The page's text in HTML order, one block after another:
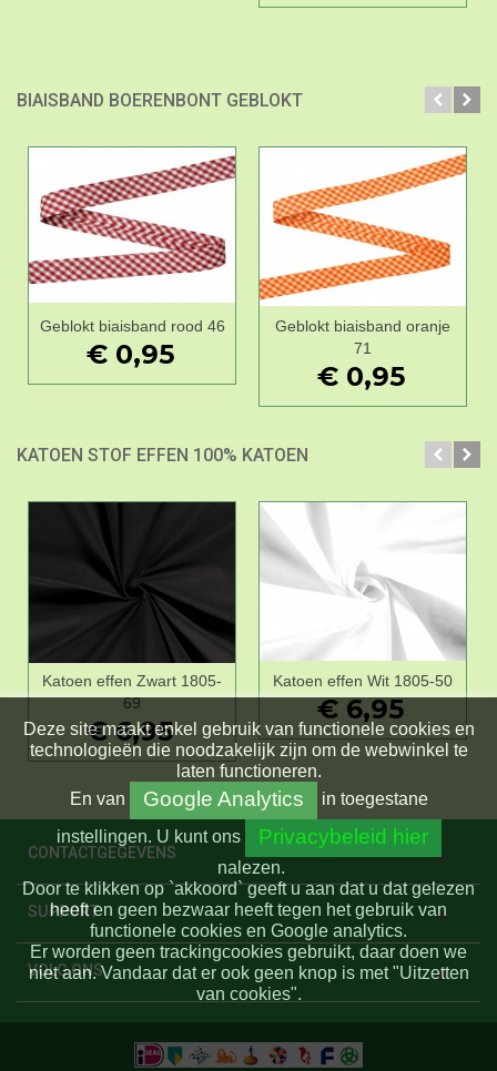
BIAISBAND BOERENBONT GEBLOKT
Geblokt biaisband rood 46
€ 0,95
Geblokt biaisband oranje
71
€ 0,95
KATOEN STOF EFFEN 100% KATOEN
Katoen effen Zwart 1805-
69
€ 6,95
Katoen effen Wit 1805-50
€ 6,95
CONTACTGEGEVENS
SUPPORT
VOLG ONS
Deze site maakt enkel gebruik van functionele cookies en
technologieën die noodzakelijk zijn om de webwinkel te
laten functioneren.
En van Google Analytics
in toegestane
instellingen. U kunt ons Privacybeleid hier
nalezen.
Door te klikken op `akkoord` geeft u aan dat u dat gelezen
heeft en geen bezwaar heeft tegen het gebruik van
functionele cookies en Google analytics.
Er worden geen trackingcookies gebruikt, daar doen we
niet aan. Vandaar dat er ook geen knop is met "Uitzetten
van cookies".